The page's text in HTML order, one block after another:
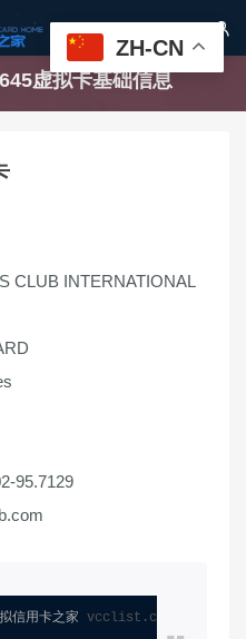

虚拟卡基础信息
CLUB INTERNATIONAL
95.7129
信用卡之家 vcclist.com
ZH-CN